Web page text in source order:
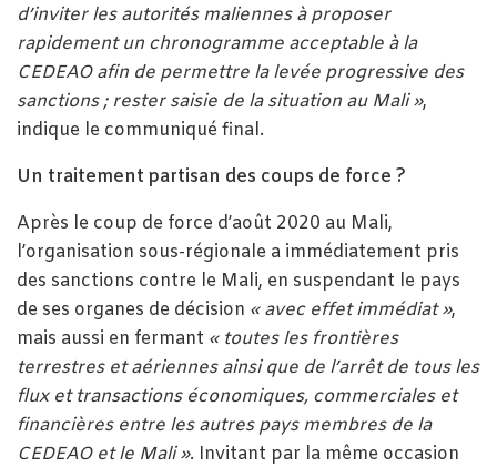
d’inviter les autorités maliennes à proposer
rapidement un chronogramme acceptable à la
CEDEAO afin de permettre la levée progressive des
sanctions ; rester saisie de la situation au Mali »,
indique le communiqué final.
Un traitement partisan des coups de force ?
Après le coup de force d’août 2020 au Mali,
l’organisation sous-régionale a immédiatement pris
des sanctions contre le Mali, en suspendant le pays
de ses organes de décision « avec effet immédiat »,
mais aussi en fermant « toutes les frontières
terrestres et aériennes ainsi que de l’arrêt de tous les
flux et transactions économiques, commerciales et
financières entre les autres pays membres de la
CEDEAO et le Mali ». Invitant par la même occasion